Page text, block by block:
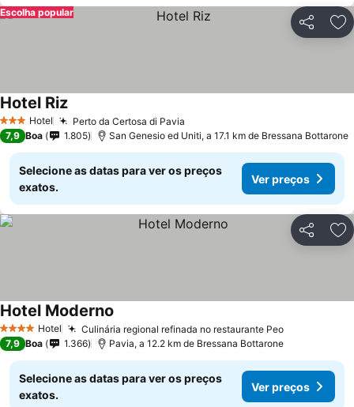
Partilhar
Escolha popular
3 EstrelasHotel Perto da Certosa di Pavia
Hotel Riz
7,9 Boa 1.805 San Genesio ed Uniti, a 17.1 km de Bressana Bottarone
Selecione as datas para ver os preços
exatos.
Ver preços
Partilhar
4 EstrelasHotel Culinária regional refinada no restaurante Peo
Hotel Moderno
7,9 Boa 1.366 Pavia, a 12.2 km de Bressana Bottarone
Selecione as datas para ver os preços
exatos.
Ver preços